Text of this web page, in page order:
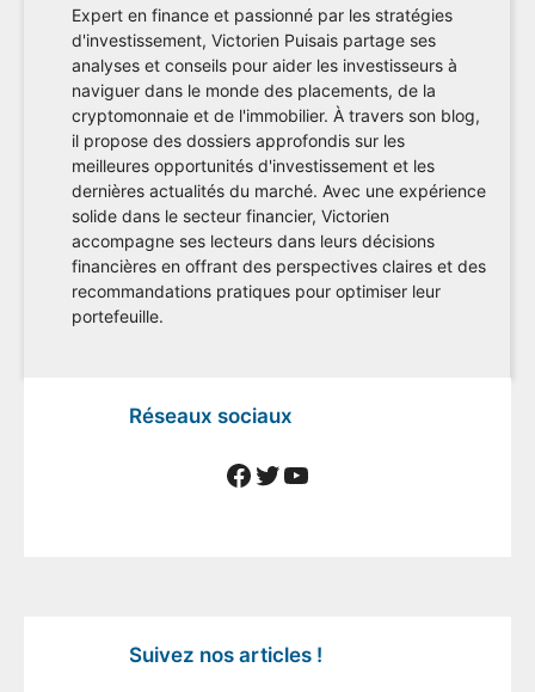
Expert en finance et passionné par les stratégies
d'investissement, Victorien Puisais partage ses
analyses et conseils pour aider les investisseurs à
naviguer dans le monde des placements, de la
cryptomonnaie et de l'immobilier. À travers son blog,
il propose des dossiers approfondis sur les
meilleures opportunités d'investissement et les
dernières actualités du marché. Avec une expérience
solide dans le secteur financier, Victorien
accompagne ses lecteurs dans leurs décisions
financières en offrant des perspectives claires et des
recommandations pratiques pour optimiser leur
portefeuille.
Réseaux sociaux
Facebook
Twitter
YouTube
Suivez nos articles !